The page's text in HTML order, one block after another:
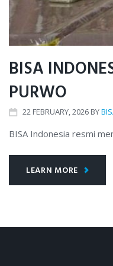
BISA
PURWO
22FEBRUARY, 2026 BY
BISA Indonesia resmi
LEARN MORE